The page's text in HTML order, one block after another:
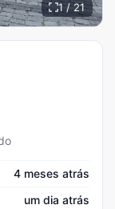
1 / 21
4 meses atrás
um dia atrás